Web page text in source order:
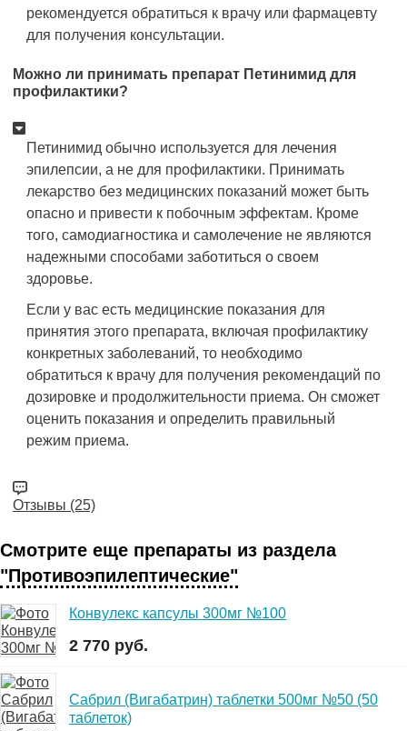
рекомендуется обратиться к врачу или фармацевту
для получения консультации.
Можно ли принимать препарат Петинимид для
профилактики?
Петинимид обычно используется для лечения
эпилепсии, а не для профилактики. Принимать
лекарство без медицинских показаний может быть
опасно и привести к побочным эффектам. Кроме
того, самодиагностика и самолечение не являются
надежными способами заботиться о своем
здоровье.
Если у вас есть медицинские показания для
принятия этого препарата, включая профилактику
конкретных заболеваний, то необходимо
обратиться к врачу для получения рекомендаций по
дозировке и продолжительности приема. Он сможет
оценить показания и определить правильный
режим приема.
Отзывы (25)
Смотрите еще препараты из раздела
"Противоэпилептические"
Конвулекс капсулы 300мг №100
2 770 руб.
Сабрил (Вигабатрин) таблетки 500мг №50 (50
таблеток)